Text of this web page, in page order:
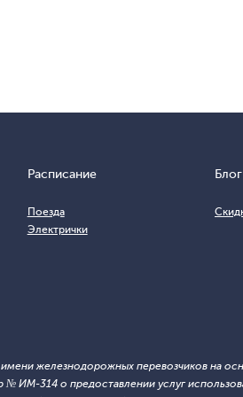
Расписание
Поезда
Электрички
Блог
железнодорожных перевозчиков на
ИМ-314 о предоставлении услуг